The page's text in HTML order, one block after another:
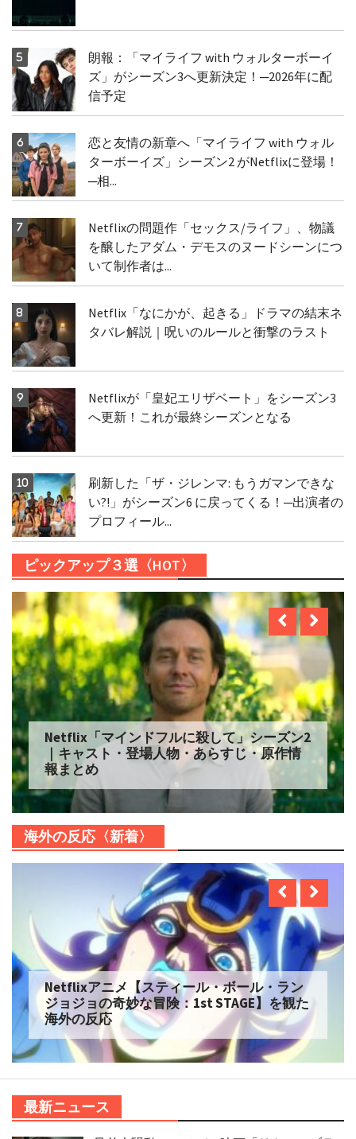
朗報：「マイライフ with ウォルターボーイ
ズ」がシーズン3へ更新決定！─2026年に配
信予定
恋と友情の新章へ「マイライフ with ウォル
ターボーイズ」シーズン2 がNetflixに登場！
─相...
Netflixの問題作「セックス/ライフ」、物議
を醸したアダム・デモスのヌードシーンにつ
いて制作者は...
Netflix「なにかが、起きる」ドラマの結末ネ
タバレ解説｜呪いのルールと衝撃のラスト
Netflixが「皇妃エリザベート」をシーズン3
へ更新！これが最終シーズンとなる
刷新した「ザ・ジレンマ: もうガマンできな
い?!」がシーズン6 に戻ってくる！─出演者の
プロフィール...
ピックアップ３選〈HOT〉
Netflix「マインドフルに殺して」シーズン2
｜キャスト・登場人物・あらすじ・原作情
報まとめ
海外の反応〈新着〉
Netflixアニメ【スティール・ボール・ラン
ジョジョの奇妙な冒険：1st STAGE】を観た
海外の反応
最新ニュース